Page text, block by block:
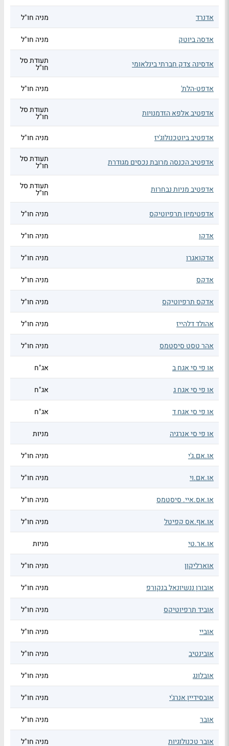
אדנרד מניה חו"ל
אדסה ביוטק מניה חו"ל
אדסינה צדק חברתי בינלאומי תעודת סל
חו"ל
אדפט-הלת'
מניה חו"ל
אדפטיב אלפא הזדמנויות תעודת סל
חו"ל
אדפטיב ביוטכנולוג'יז
מניה חו"ל
אדפטיב הכנסה מרובת נכסים מגודרת תעודת סל
חו"ל
אדפטיב מניות נבחרות תעודת סל
חו"ל
אדפטימיון תרפיוטיקס
מניה חו"ל
אדקו מניה חו"ל
אדקואגרו מניה חו"ל
אדקס מניה חו"ל
אדקס תרפיוטיקס מניה חו"ל
אהולד דלהייז מניה חו"ל
אהר טסט סיסטמס מניה חו"ל
או פי סי אגח ב אג"ח
או פי סי אגח ג אג"ח
או פי סי אגח ד אג"ח
או פי סי אנרגיה מניות
או.אם.ג'י מניה חו"ל
או.אם.וי מניה חו"ל
או.אס.איי. סיסטמס מניה חו"ל
או.אף.אס קפיטל מניה חו"ל
או.אר.טי מניות
אוארליקון מניה חו"ל
אובורן ננשיונאל בנקורפ מניה חו"ל
אוביד תרפיוטיקס מניה חו"ל
אוביי מניה חו"ל
אובינטיב מניה חו"ל
אובלונג מניה חו"ל
אובסידיין אנרג'י מניה חו"ל
אובר מניה חו"ל
אובר טכנולוגיות מניה חו"ל